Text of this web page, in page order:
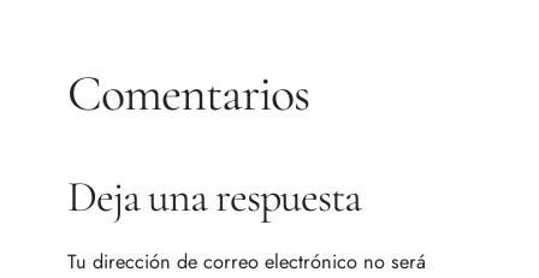
Comentarios
Deja una respuesta
Tu dirección de correo electrónico no será